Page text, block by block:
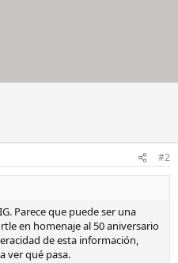
#2
Parece que puede ser una
en homenaje al 50 aniversario
de esta información,
ver qué pasa.